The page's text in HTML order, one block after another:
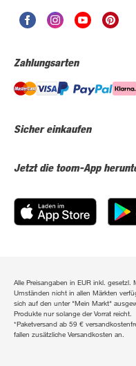
Zahlungsarten
Sicher einkaufen
Jetzt die toom-App
Alle Preisangaben in EUR inkl.
Umständen nicht in allen Märkten
sich auf den unter "Mein Markt"
Produkte nur solange der Vorrat reicht.
*Paketversand ab 59 €
fallen zusätzliche Versandkosten an.